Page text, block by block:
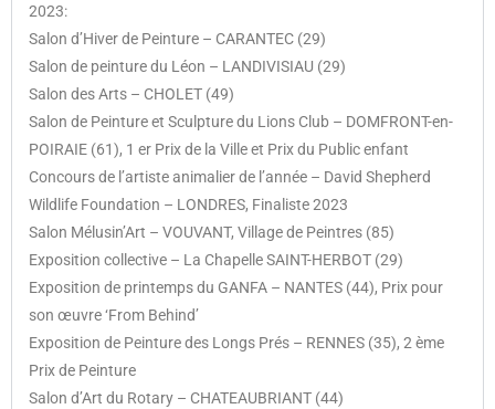
2023:
Salon d’Hiver de Peinture – CARANTEC (29)
Salon de peinture du Léon – LANDIVISIAU (29)
Salon des Arts – CHOLET (49)
Salon de Peinture et Sculpture du Lions Club – DOMFRONT-en-
POIRAIE (61), 1 er Prix de la Ville et Prix du Public enfant
Concours de l’artiste animalier de l’année – David Shepherd
Wildlife Foundation – LONDRES, Finaliste 2023
Salon Mélusin’Art – VOUVANT, Village de Peintres (85)
Exposition collective – La Chapelle SAINT-HERBOT (29)
Exposition de printemps du GANFA – NANTES (44), Prix pour
son œuvre ‘From Behind’
Exposition de Peinture des Longs Prés – RENNES (35), 2 ème
Prix de Peinture
Salon d’Art du Rotary – CHATEAUBRIANT (44)